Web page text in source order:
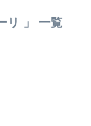
リ 」 一覧